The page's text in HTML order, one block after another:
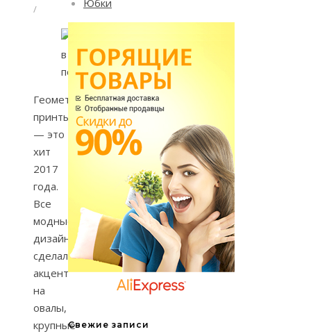
/
Геометрические
принты
— это
хит
2017
года.
Все
модные
дизайнеры
сделали
акцент
на
овалы,
крупныеСвежие записи